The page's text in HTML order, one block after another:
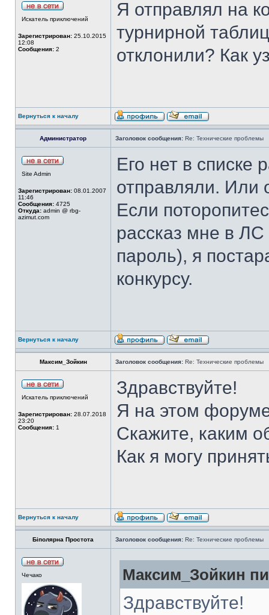
Искатель приключений
Зарегистрирован: 25.10.2015
12:08
Сообщения: 2
Я отправлял на
турнирной
отклонили? Как
Вернуться к началу
Администратор Заголовок сообщения: Re: Технические проблемы
Site Admin
Зарегистрирован: 08.01.2007
11:46
Сообщения: 4725
Откуда: admin @ rbg-
azimut.com
Его нет в списке
отправляли. Или
Если
рассказ мне в ЛС
пароль), я
конкурсу.
Вернуться к началу
Максим_Зойкин Заголовок сообщения: Re: Технические проблемы
Искатель приключений
Зарегистрирован: 28.07.2018
23:20
Сообщения: 1
Здравствуйте!
Я на этом
Скажите, каким
Как я могу
Вернуться к началу
Біполярна Простота Заголовок сообщения: Re: Технические проблемы
Чечако Максим_Зойкин
Здравствуйте!